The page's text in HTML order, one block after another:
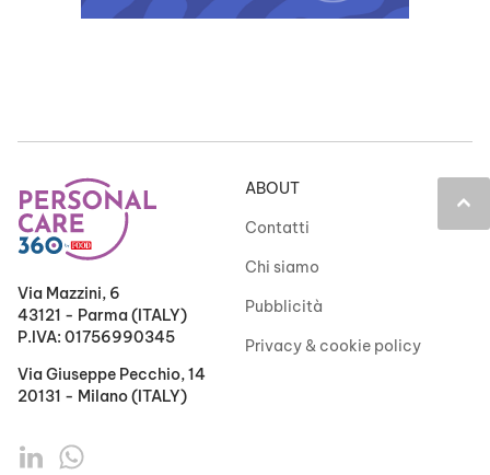
keyboard_arrow_up
Via Mazzini, 6
43121 - Parma (ITALY)
P.IVA: 01756990345
Via Giuseppe Pecchio, 14
20131 - Milano (ITALY)
ABOUT
Contatti
Chi siamo
Pubblicità
Privacy & cookie policy